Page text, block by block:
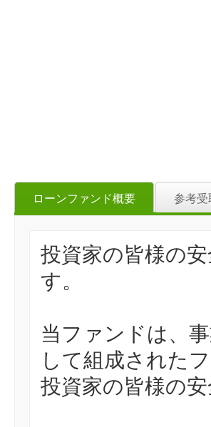
ローンファンド概要 参考受
投資家の皆様の
す。
当ファンドは、
して組成された
投資家の皆様の